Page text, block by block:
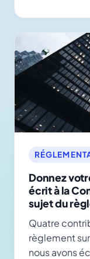
Donnez
écrit à la
sujet du
Quatre
règlement
nous avons